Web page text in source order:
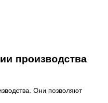
производства
Они позволяют